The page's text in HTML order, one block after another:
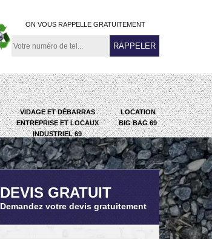
ON VOUS RAPPELLE GRATUITEMENT
VIDAGE ET DÉBARRAS
ENTREPRISE ET LOCAUX
INDUSTRIEL 69
LOCATION
BIG BAG 69
DEVIS GRATUIT
Demandez votre devis gratuitement